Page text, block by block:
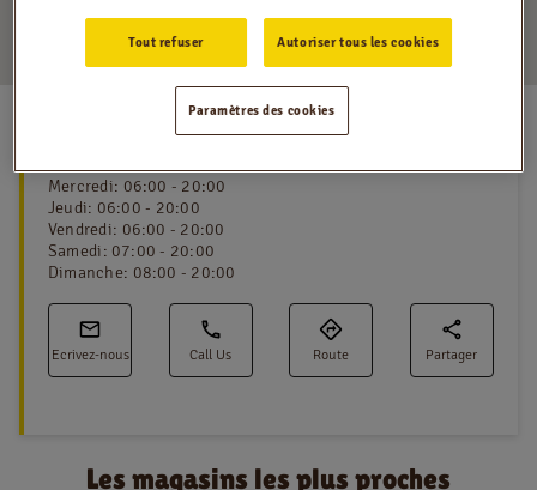
Contact
Jobs
Information juridique
Privacy policy
Bilzersteenweg 54, Hoeselt
Mercredi: 06:00 - 20:00
Jeudi: 06:00 - 20:00
Vendredi: 06:00 - 20:00
Samedi: 07:00 - 20:00
Dimanche: 08:00 - 20:00
Ecrivez-nous Call Us Route Partager
Les magasins les plus proches
Tout refuser Autoriser tous les cookies
Paramètres des cookies